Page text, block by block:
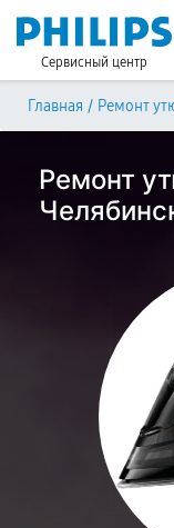
Сервисный центр
Главная / Ремонт
Ремонт